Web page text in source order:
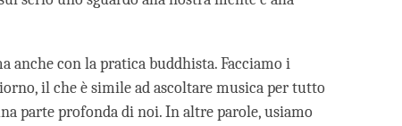
anche con la pratica buddhista. Facciamo i
il che è simile ad ascoltare musica per tutto
parte profonda di noi. In altre parole, usiamo